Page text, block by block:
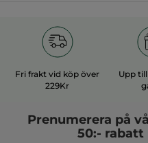
Fri frakt vid köp över
229Kr
Upp
Prenumerera på
50:- rabatt